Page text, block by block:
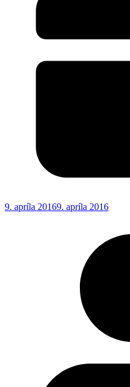
9. apríla 20169. apríla 2016